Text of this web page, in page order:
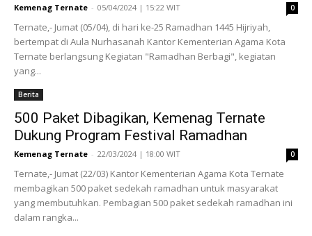
Kemenag Ternate - 05/04/2024 | 15:22 WIT 0
Ternate,- Jumat (05/04), di hari ke-25 Ramadhan 1445 Hijriyah,
bertempat di Aula Nurhasanah Kantor Kementerian Agama Kota
Ternate berlangsung Kegiatan "Ramadhan Berbagi", kegiatan
yang...
Berita
500 Paket Dibagikan, Kemenag Ternate
Dukung Program Festival Ramadhan
Kemenag Ternate - 22/03/2024 | 18:00 WIT 0
Ternate,- Jumat (22/03) Kantor Kementerian Agama Kota Ternate
membagikan 500 paket sedekah ramadhan untuk masyarakat
yang membutuhkan. Pembagian 500 paket sedekah ramadhan ini
dalam rangka...